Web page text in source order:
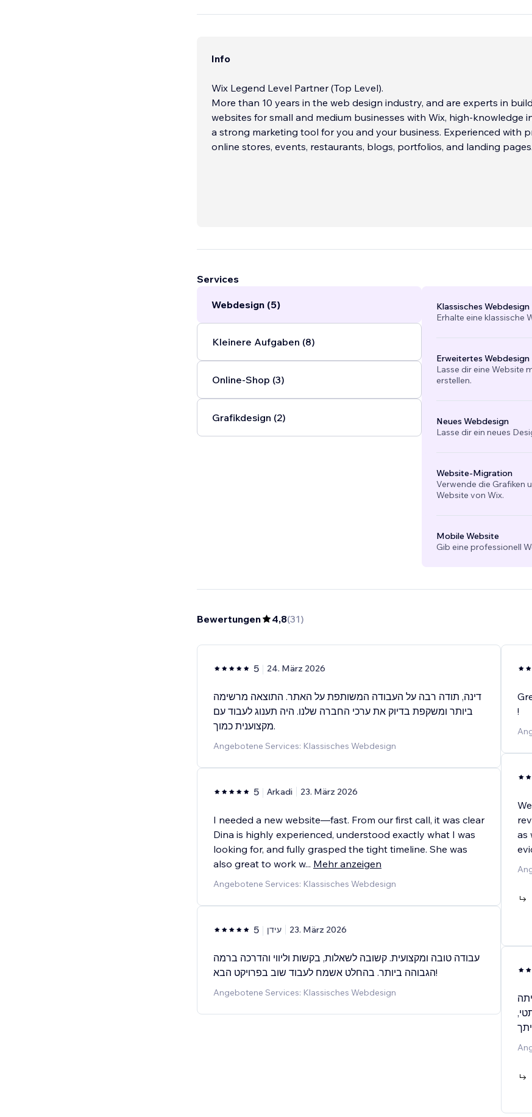
Info
Wix Legend Level Partner (Top Level).
More than 10 years in the web design industry, and are experts in
websites for small and medium businesses with Wix, high-knowledge
a strong marketing tool for you and your business. Experienced with
online stores, events, restaurants, blogs, portfolios, and landing pages.
Services
Webdesign (5)
Kleinere Aufgaben (8)
Online-Shop (3)
Grafikdesign (2)
Klassisches Webdesign
Erhalte eine klassische
Erweitertes Webdesign
Lasse dir eine Website
erstellen.
Neues Webdesign
Lasse dir ein neues
Website-Migration
Verwende die Grafiken
Website von Wix.
Mobile Website
Gib eine professionell
Bewertungen 4,8(31)
5 24. März 2026
דינה, תודה רבה על העבודה המשותפת על האתר. התוצאה מרשימה
ביותר ומשקפת בדיוק את ערכי החברה שלנו. היה תענוג לעבוד עם
מקצוענית כמוך.
Angebotene Services: Klassisches Webdesign
5 Arkadi 23. März 2026
I needed a new website—fast. From our first call, it was clear
Dina is highly experienced, understood exactly what I was
looking for, and fully grasped the tight timeline. She was
also great to work w... Mehr anzeigen
Angebotene Services: Klassisches Webdesign
5 עידן 23. März 2026
עבודה טובה ומקצועית. קשובה לשאלות, בקשות וליווי והדרכה ברמה
הגבוהה ביותר. בהחלט אשמח לעבוד שוב בפרויקט הבא!
Angebotene Services: Klassisches Webdesign
!
as